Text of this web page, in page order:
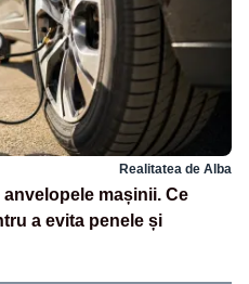
Realitatea de Alba
mașinii. Ce
a evita penele și